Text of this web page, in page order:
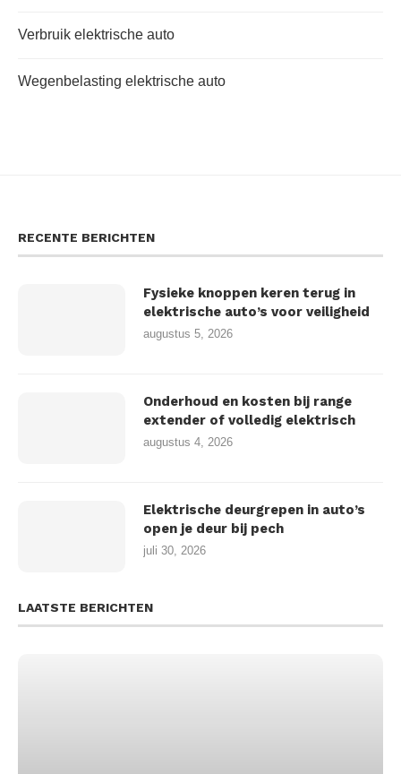
Verbruik elektrische auto
Wegenbelasting elektrische auto
RECENTE BERICHTEN
Fysieke knoppen keren terug in
elektrische auto’s voor veiligheid
augustus 5, 2026
Onderhoud en kosten bij range
extender of volledig elektrisch
augustus 4, 2026
Elektrische deurgrepen in auto’s
open je deur bij pech
juli 30, 2026
LAATSTE BERICHTEN